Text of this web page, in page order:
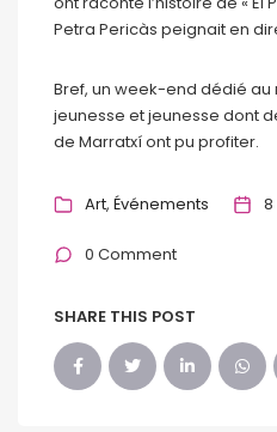
Petra Pericàs peignait en
Bref, un week-end dédié
jeunesse et jeunesse dont
de Marratxí ont pu profiter.
Art Événements 8
0 Comment
SHARE THIS POST